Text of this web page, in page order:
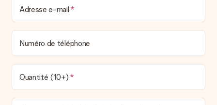
Adresse e-mail
Numéro de téléphone
Quantité (10+)